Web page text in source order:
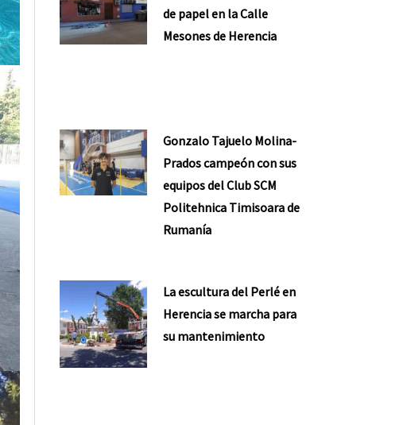
de papel en la Calle
Mesones de Herencia
Gonzalo Tajuelo Molina-
Prados campeón con sus
equipos del Club SCM
Politehnica Timisoara de
Rumanía
La escultura del Perlé en
Herencia se marcha para
su mantenimiento